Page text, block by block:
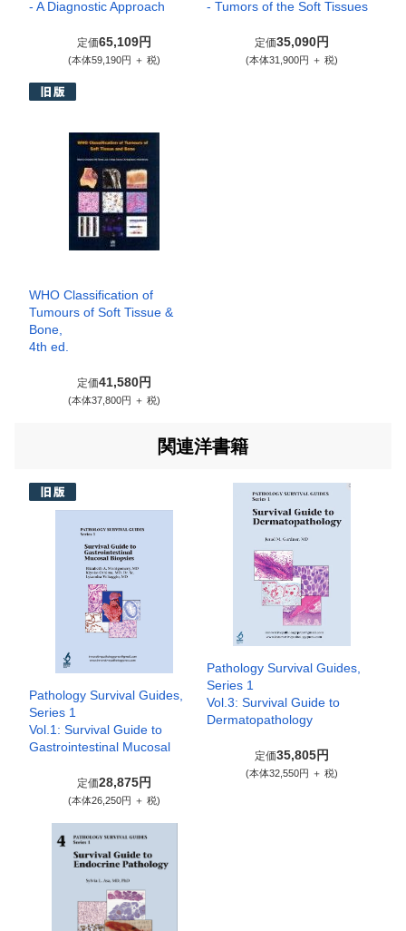
- A Diagnostic Approach
定価65,109円
(本体59,190円 ＋ 税)
- Tumors of the Soft Tissues
定価35,090円
(本体31,900円 ＋ 税)
WHO Classification of
Tumours of Soft Tissue &
Bone,
4th ed.
定価41,580円
(本体37,800円 ＋ 税)
関連洋書籍
Pathology Survival Guides,
Series 1
Vol.1: Survival Guide to
Gastrointestinal Mucosal
定価28,875円
(本体26,250円 ＋ 税)
Pathology Survival Guides,
Series 1
Vol.3: Survival Guide to
Dermatopathology
定価35,805円
(本体32,550円 ＋ 税)